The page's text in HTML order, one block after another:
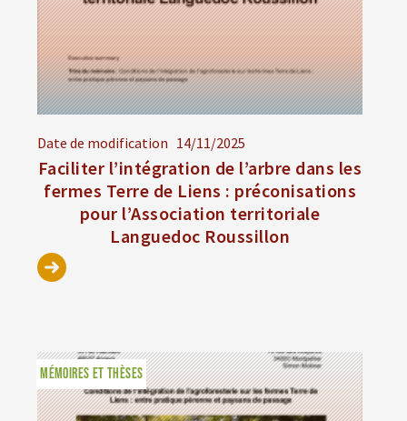
Date de modification 14/11/2025
Faciliter l’intégration de l’arbre dans les
fermes Terre de Liens : préconisations
pour l’Association territoriale
Languedoc Roussillon
MÉMOIRES ET THÈSES